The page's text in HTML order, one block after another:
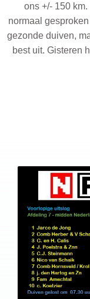
ons +/- 150
normaal
gezonde duiven,
best uit. Gisteren